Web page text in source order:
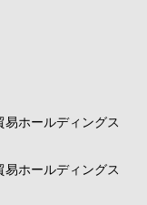
ホールディングス
ホールディングス